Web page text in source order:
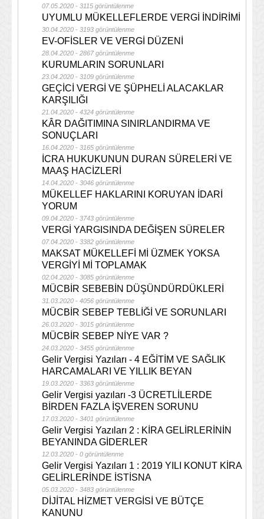
07.05.2020 - 3115 görüntülenme
UYUMLU MÜKELLEFLERDE VERGİ İNDİRİMİ
30.04.2020 - 3193 görüntülenme
EV-OFİSLER VE VERGİ DÜZENİ
28.04.2020 - 2867 görüntülenme
KURUMLARIN SORUNLARI
23.04.2020 - 3109 görüntülenme
GEÇİCİ VERGİ VE ŞÜPHELİ ALACAKLAR
KARŞILIĞI
21.04.2020 - 4324 görüntülenme
KÂR DAĞITIMINA SINIRLANDIRMA VE
SONUÇLARI
16.04.2020 - 3165 görüntülenme
İCRA HUKUKUNUN DURAN SÜRELERİ VE
MAAŞ HACİZLERİ
14.04.2020 - 3046 görüntülenme
MÜKELLEF HAKLARINI KORUYAN İDARİ
YORUM
09.04.2020 - 3743 görüntülenme
VERGİ YARGISINDA DEĞİŞEN SÜRELER
07.04.2020 - 3382 görüntülenme
MAKSAT MÜKELLEFİ Mİ ÜZMEK YOKSA
VERGİYİ Mİ TOPLAMAK
02.04.2020 - 3085 görüntülenme
MÜCBİR SEBEBİN DÜŞÜNDÜRDÜKLERİ
31.03.2020 - 4056 görüntülenme
MÜCBİR SEBEP TEBLİĞİ VE SORUNLARI
26.03.2020 - 3015 görüntülenme
MÜCBİR SEBEP NİYE VAR ?
24.03.2020 - 3455 görüntülenme
Gelir Vergisi Yazıları - 4 EĞİTİM VE SAĞLIK
HARCAMALARI VE YILLIK BEYAN
19.03.2020 - 3363 görüntülenme
Gelir Vergisi yazıları -3 ÜCRETLİLERDE
BİRDEN FAZLA İŞVEREN SORUNU
17.03.2020 - 3401 görüntülenme
Gelir Vergisi Yazıları 2 : KİRA GELİRLERİNİN
BEYANINDA GİDERLER
12.03.2020 - 0 görüntülenme
Gelir Vergisi Yazıları 1 : 2019 YILI KONUT KİRA
GELİRLERİNDE İSTİSNA
05.03.2020 - 3483 görüntülenme
DİJİTAL HİZMET VERGİSİ VE BÜTÇE
KANUNU